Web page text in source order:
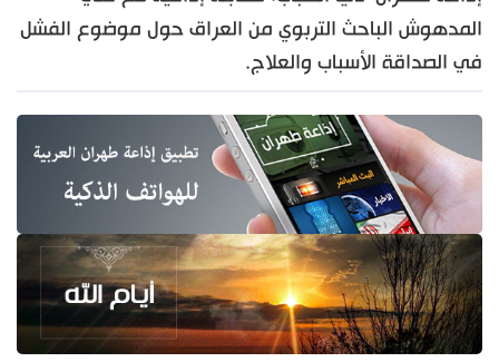
المدهوش الباحث التربوي من العراق حول موضوع الفشل
في الصداقة الأسباب والعلاج.